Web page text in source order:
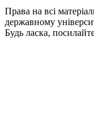
Права на всі
державному
Будь ласка,